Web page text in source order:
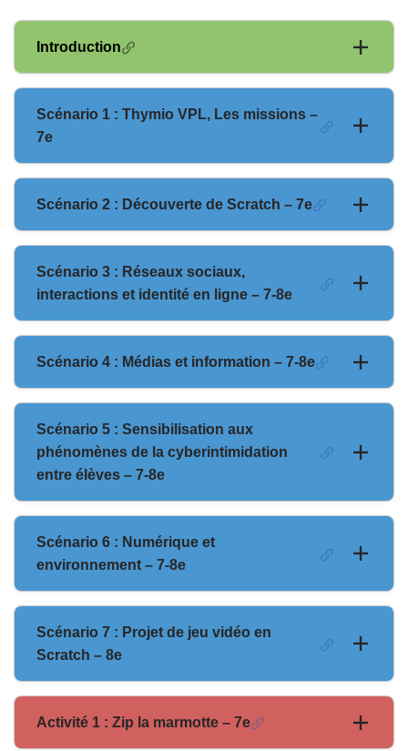
Introduction
Scénario 1 : Thymio VPL, Les missions –
7e
Scénario 2 : Découverte de Scratch – 7e
Scénario 3 : Réseaux sociaux,
interactions et identité en ligne – 7-8e
Scénario 4 : Médias et information – 7-8e
Scénario 5 : Sensibilisation aux
phénomènes de la cyberintimidation
entre élèves – 7-8e
Scénario 6 : Numérique et
environnement – 7-8e
Scénario 7 : Projet de jeu vidéo en
Scratch – 8e
Activité 1 : Zip la marmotte – 7e